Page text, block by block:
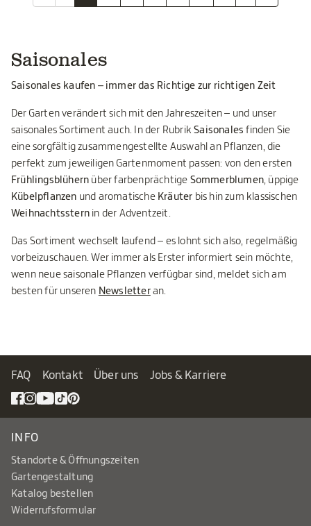
Saisonales
Saisonales kaufen – immer das Richtige zur richtigen Zeit
Der Garten verändert sich mit den Jahreszeiten – und unser
saisonales Sortiment auch. In der RubrikSaisonales finden Sie
eine sorgfältig zusammengestellte Auswahl an Pflanzen, die
perfekt zum jeweiligen Gartenmoment passen: von den ersten
Frühlingsblühern über farbenprächtige Sommerblumen, üppige
Kübelpflanzen und aromatische Kräuter bis hin zum klassischen
Weihnachtsstern in der Adventzeit.
Das Sortiment wechselt laufend – es lohnt sich also, regelmäßig
vorbeizuschauen. Wer immer als Erster informiert sein möchte,
wenn neue saisonale Pflanzen verfügbar sind, meldet sich am
besten für unseren Newsletteran.
FAQ Kontakt Über uns Jobs & Karriere
INFO
Standorte & Öffnungszeiten
Gartengestaltung
Katalog bestellen
Widerrufsformular